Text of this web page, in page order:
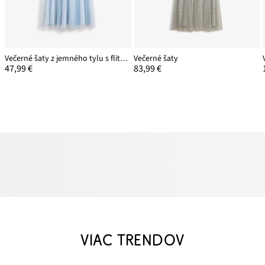
Večerné šaty z jemného tylu s flitrovanou výšivkou
47,99 €
Večerné šaty
83,99 €
VIAC TRENDOV